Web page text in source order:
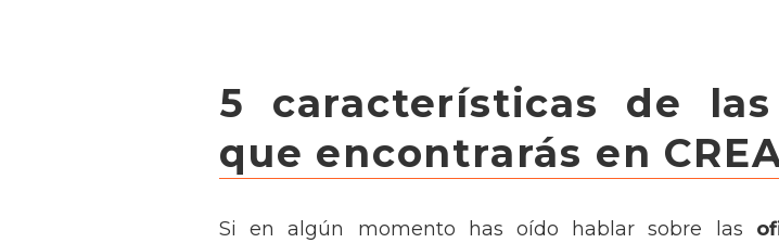
5 características de
que encontrarás en
Si en algún momento has oído hablar sobre las